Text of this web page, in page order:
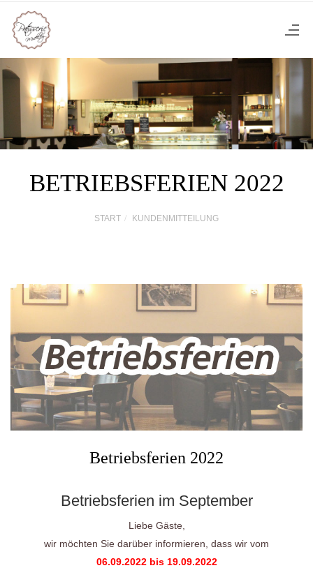
BETRIEBSFERIEN 2022
START KUNDENMITTEILUNG
Betriebsferien 2022
Betriebsferien im September
Liebe Gäste,
wir möchten Sie darüber informieren, dass wir vom
06.09.2022 bis 19.09.2022